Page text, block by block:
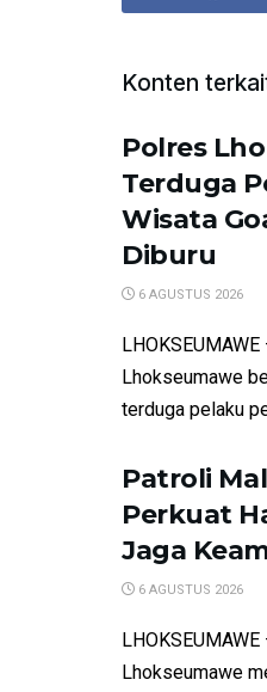
Konten
Polres
Terduga
Wisata
Diburu
6 AGUSTUS 2026
Lhokseumawe
terduga pelaku
Patroli
Perkuat
Jaga
6 AGUSTUS 2026
Lhokseumawe